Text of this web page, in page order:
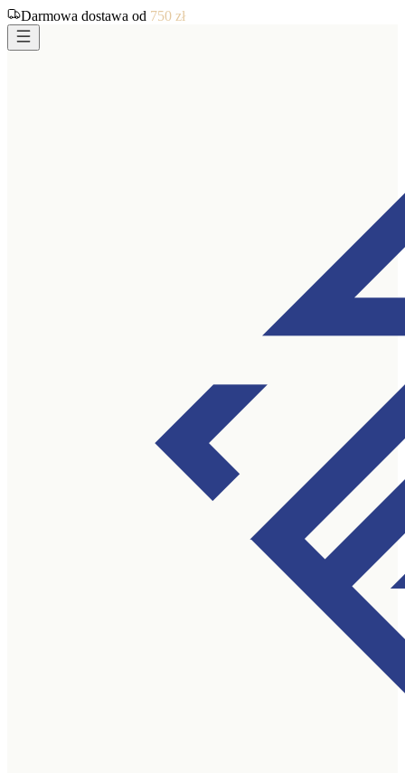
Darmowa dostawa od 750 zł